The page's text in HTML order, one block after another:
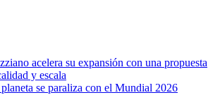
acelera su expansión con una propuesta
y escala
se paraliza con el Mundial 2026